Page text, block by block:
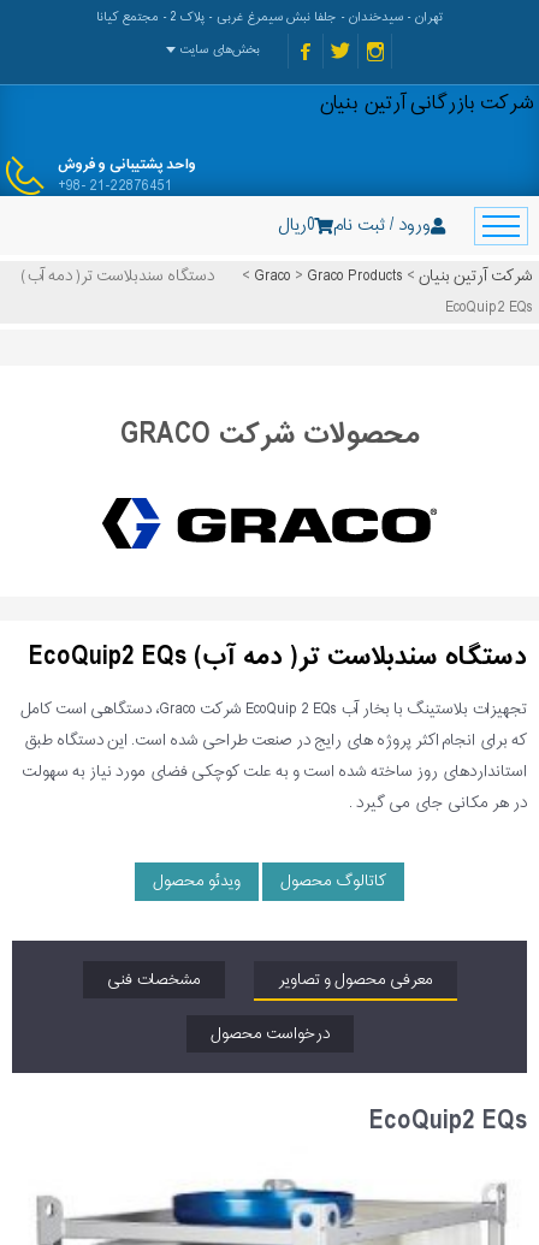
تهران - سیدخندان - جلفا نبش سیمرغ غربی - پلاک 2 - مجتمع کیانا
بخش‌های سایت
شرکت بازرگانی آرتین بنیان
واحد پشتیبانی و فروش
+98- 21-22876451
ورود / ثبت نام 0ریال
شرکت آرتین بنیان>
Graco > Graco Products
>
دستگاه سندبلاست تر( دمه آب)
EcoQuip2 EQs
محصولات شرکت GRACO
دستگاه سندبلاست تر( دمه آب) EcoQuip2 EQs
تجهیزات بلاستینگ با بخار آب EcoQuip 2 EQs شرکت Graco، دستگاهی است کامل
که برای انجام اکثر پروژه های رایج در صنعت طراحی شده است. این دستگاه طبق
استانداردهای روز ساخته شده است و به علت کوچکی فضای مورد نیاز به سهولت
در هر مکانی جای می گیرد .
کاتالوگ محصول ویدئو محصول
معرفی محصول و تصاویر
مشخصات فنی
درخواست محصول
EcoQuip2 EQs